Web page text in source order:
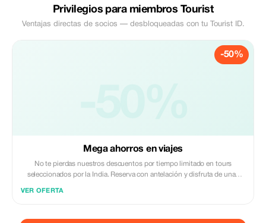
Privilegios para miembros Tourist
Ventajas directas de socios — desbloqueadas con tu Tourist ID.
-50%
Mega ahorros en viajes
No te pierdas nuestros descuentos por tiempo limitado en tours
seleccionados por la India. Reserva con antelación y disfruta de unas
VER OFERTA